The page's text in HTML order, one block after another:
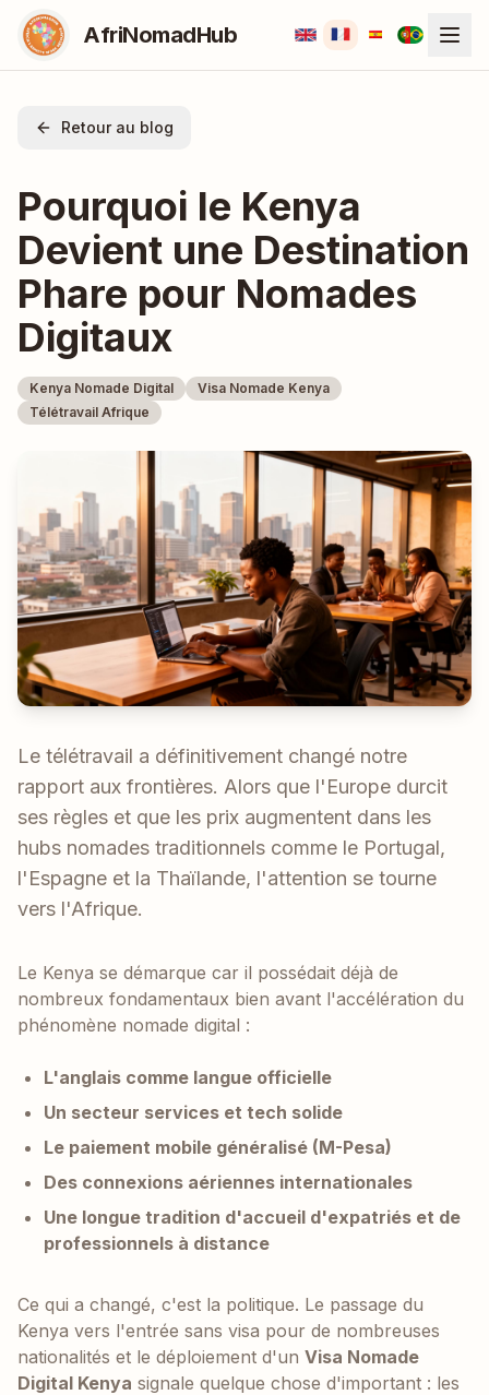
AfriNomadHub
Retour au blog
Pourquoi le Kenya
Devient une Destination
Phare pour Nomades
Digitaux
Kenya Nomade Digital
Visa Nomade Kenya
Télétravail Afrique
Le télétravail a définitivement changé notre
rapport aux frontières. Alors que l'Europe durcit
ses règles et que les prix augmentent dans les
hubs nomades traditionnels comme le Portugal,
l'Espagne et la Thaïlande, l'attention se tourne
vers l'Afrique.
Le Kenya se démarque car il possédait déjà de
nombreux fondamentaux bien avant l'accélération du
phénomène nomade digital :
L'anglais comme langue officielle
Un secteur services et tech solide
Le paiement mobile généralisé (M-Pesa)
Des connexions aériennes internationales
Une longue tradition d'accueil d'expatriés et de
professionnels à distance
Ce qui a changé, c'est la politique. Le passage du
Kenya vers l'entrée sans visa pour de nombreuses
nationalités et le déploiement d'un Visa Nomade
Digital Kenya signale quelque chose d'important : les